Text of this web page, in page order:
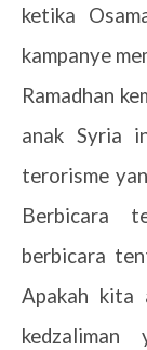
ketika
kampanye
Ramadhan
anak Syria
terorisme
Berbicara
berbicara
Apakah kita